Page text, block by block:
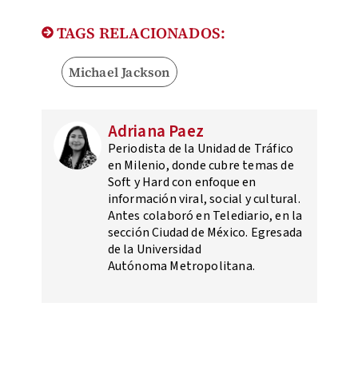
TAGS RELACIONADOS:
Michael Jackson
Adriana Paez
Periodista de la Unidad de Tráfico
en Milenio, donde cubre temas de
Soft y Hard con enfoque en
información viral, social y cultural.
Antes colaboró en Telediario, en la
sección Ciudad de México. Egresada
de la Universidad
Autónoma Metropolitana.